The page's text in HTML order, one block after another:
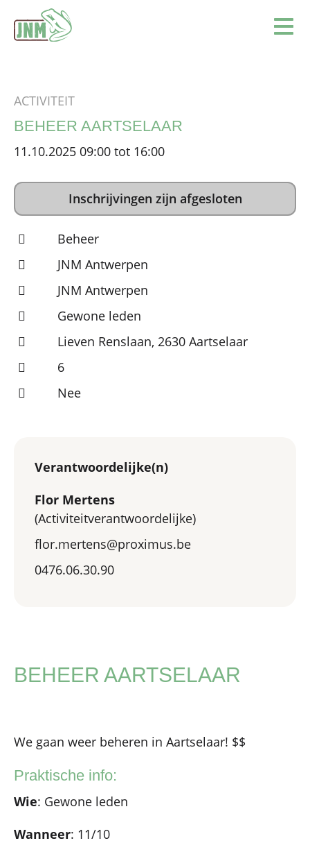
ACTIVITEIT
BEHEER AARTSELAAR
11.10.2025 09:00 tot 16:00
Inschrijvingen zijn afgesloten
Beheer
JNM Antwerpen
JNM Antwerpen
Gewone leden
Lieven Renslaan, 2630 Aartselaar
6
Nee
Verantwoordelijke(n)
Flor Mertens
(Activiteitverantwoordelijke)
flor.mertens@proximus.be
0476.06.30.90
BEHEER AARTSELAAR
We gaan weer beheren in Aartselaar! $$
Praktische info:
Wie: Gewone leden
Wanneer: 11/10